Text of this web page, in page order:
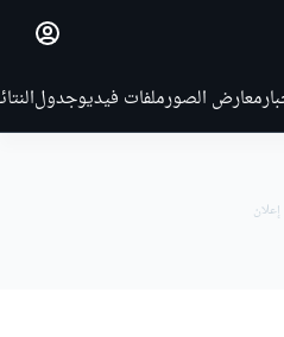
معارض الصورملفات فيديوجدول